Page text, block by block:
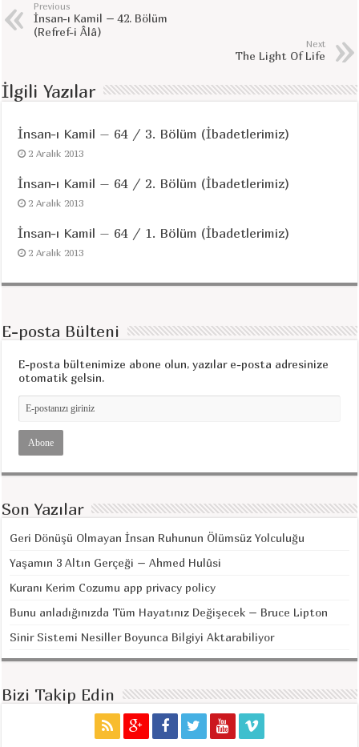
Previous
İnsan-ı Kamil – 42. Bölüm
(Refref-i Âlâ)
Next
The Light Of Life
İlgili Yazılar
İnsan-ı Kamil – 64 / 3. Bölüm (İbadetlerimiz)
2 Aralık 2013
İnsan-ı Kamil – 64 / 2. Bölüm (İbadetlerimiz)
2 Aralık 2013
İnsan-ı Kamil – 64 / 1. Bölüm (İbadetlerimiz)
2 Aralık 2013
E-posta Bülteni
E-posta bültenimize abone olun, yazılar e-posta adresinize
otomatik gelsin.
Son Yazılar
Geri Dönüşü Olmayan İnsan Ruhunun Ölümsüz Yolculuğu
Yaşamın 3 Altın Gerçeği – Ahmed Hulûsi
Kuranı Kerim Cozumu app privacy policy
Bunu anladığınızda Tüm Hayatınız Değişecek – Bruce Lipton
Sinir Sistemi Nesiller Boyunca Bilgiyi Aktarabiliyor
Bizi Takip Edin